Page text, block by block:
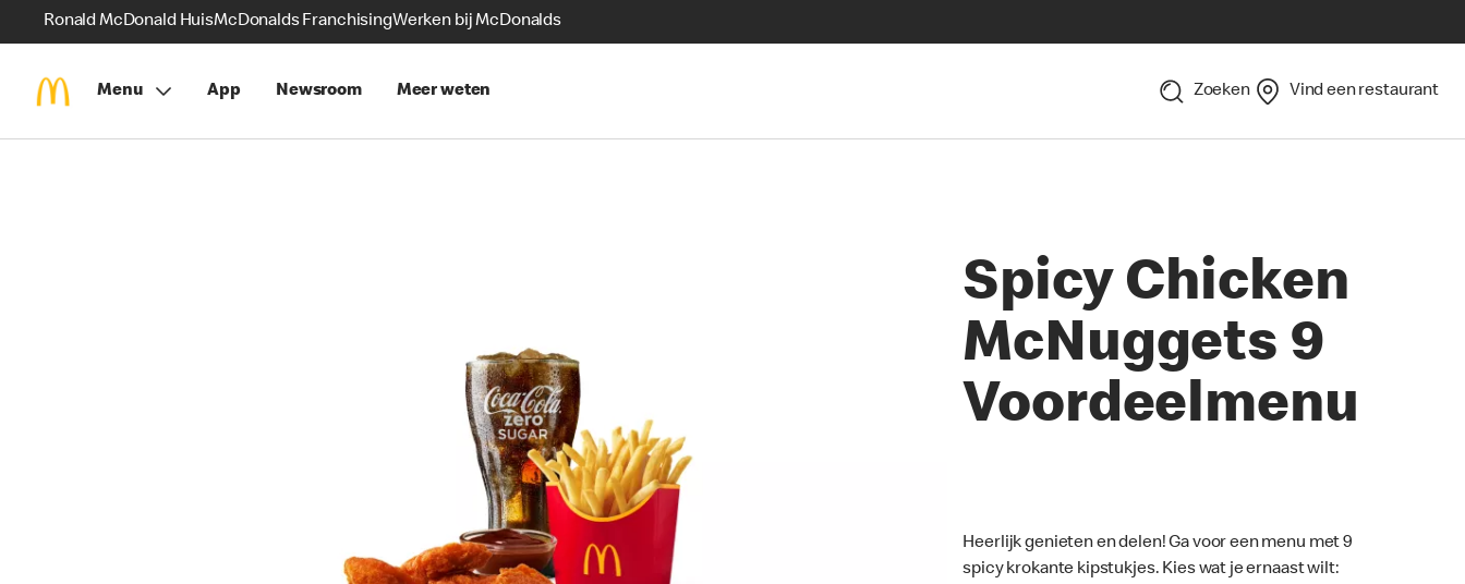
Ronald McDonald HuisMcDonalds FranchisingWerken bij McDonalds
Menu App Newsroom Meer weten Zoeken Vind een restaurant
Spicy Chicken
McNuggets 9
Voordeelmenu
Heerlijk genieten en delen! Ga voor een menu met 9
spicy krokante kipstukjes. Kies wat je ernaast wilt: